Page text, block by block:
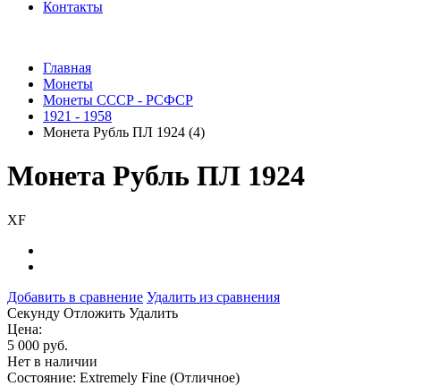
Контакты
Главная
Монеты
Монеты СССР - РСФСР
1921 - 1958
Монета Рубль ПЛ 1924 (4)
Монета Рубль ПЛ 1924
XF
Добавить в сравнение Удалить из сравнения
Cекунду Отложить Удалить
Цена:
5 000 руб.
Нет в наличии
Состояние: Extremely Fine (Отличное)